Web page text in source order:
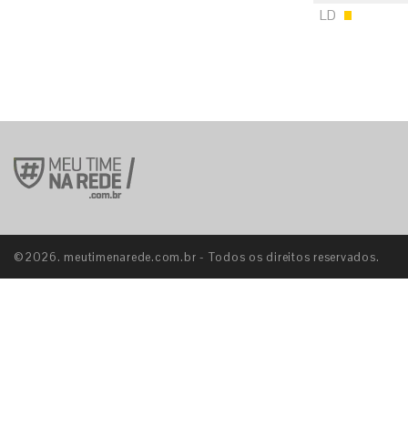
S
LD
©2026. meutimenarede.com.br - Todos os direitos reservados.